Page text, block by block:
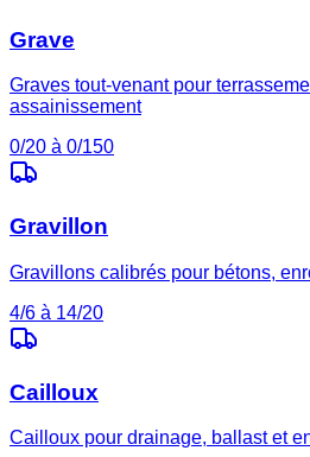
Grave
Graves tout-venant pour
assainissement
0/20 à 0/150
Gravillon
Gravillons calibrés pour bétons,
4/6 à 14/20
Cailloux
Cailloux pour drainage, ballast et